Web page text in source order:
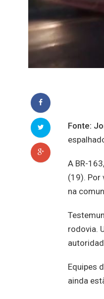
Fonte:
A BR-
(19). Por
na
rodovia.
Equipes
ainda